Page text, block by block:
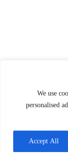
We use
personalised
Accept All